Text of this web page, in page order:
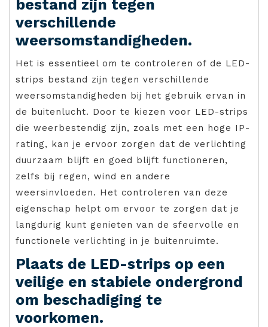
bestand zijn tegen
verschillende
weersomstandigheden.
Het is essentieel om te controleren of de LED-
strips bestand zijn tegen verschillende
weersomstandigheden bij het gebruik ervan in
de buitenlucht. Door te kiezen voor LED-strips
die weerbestendig zijn, zoals met een hoge IP-
rating, kan je ervoor zorgen dat de verlichting
duurzaam blijft en goed blijft functioneren,
zelfs bij regen, wind en andere
weersinvloeden. Het controleren van deze
eigenschap helpt om ervoor te zorgen dat je
langdurig kunt genieten van de sfeervolle en
functionele verlichting in je buitenruimte.
Plaats de LED-strips op een
veilige en stabiele ondergrond
om beschadiging te
voorkomen.